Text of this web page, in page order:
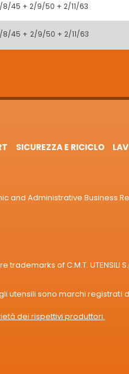
8/45 + 2/9/50 + 2/11/63
8/45 + 2/9/50 + 2/11/63
SICUREZZA E RICICLO
and Administrative Business
of C.M.T. UTENSILI
utensili sono marchi registrati di
dei rispettivi produttori.